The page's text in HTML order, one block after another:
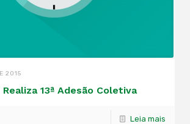
2015
13ª Adesão Coletiva
Leia mais